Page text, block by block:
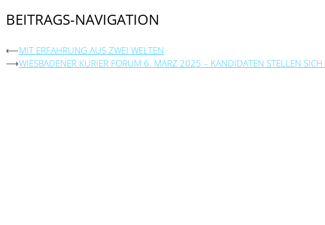
BEITRAGS-NAVIGATION
⟵MIT ERFAHRUNG AUS ZWEI WELTEN
⟶WIESBADENER KURIER FORUM 6. MÄRZ 2025 – KANDIDATEN STELLEN SICH